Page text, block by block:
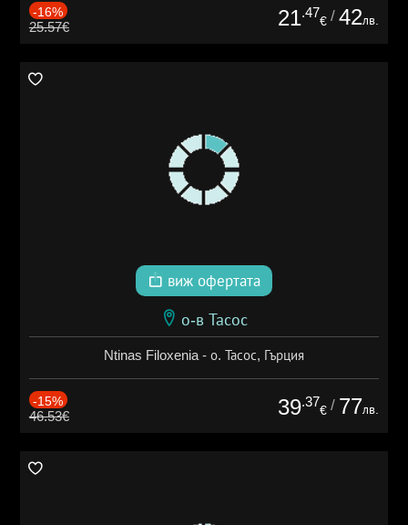
-16%
25.57€ 21.47
€ / 42лв.
виж офертата
о-в Тасос
Ntinas Filoxenia - о. Тасос, Гърция
-15%
46.53€ 39.37
€ / 77лв.